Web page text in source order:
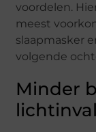
voordelen.
meest
slaapmasker
volgende
Minder
lichtinval